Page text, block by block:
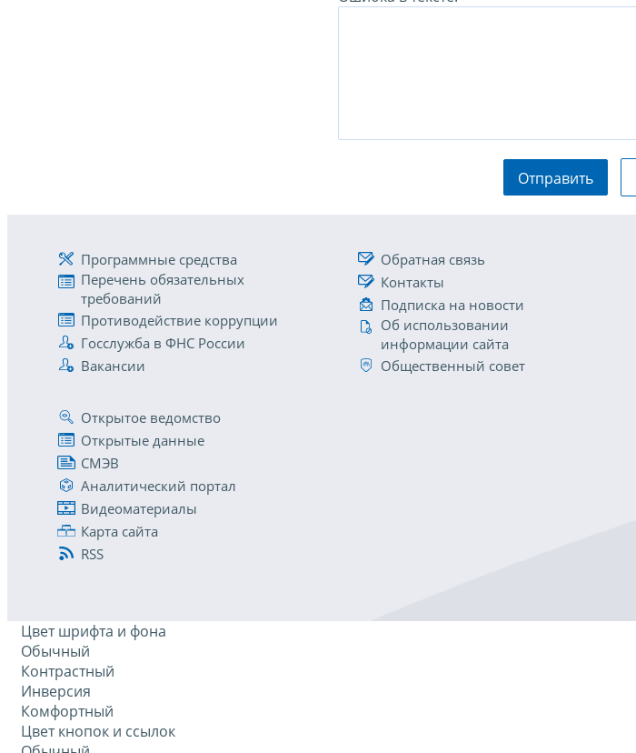
Отправить
Программные средства
Перечень обязательных
требований
Противодействие коррупции
Госслужба в ФНС России
Вакансии
Обратная связь
Контакты
Подписка на новости
Об использовании
информации сайта
Общественный совет
Открытое ведомство
Открытые данные
СМЭВ
Аналитический портал
Видеоматериалы
Карта сайта
RSS
Цвет шрифта и фона
Обычный
Контрастный
Инверсия
Комфортный
Цвет кнопок и ссылок